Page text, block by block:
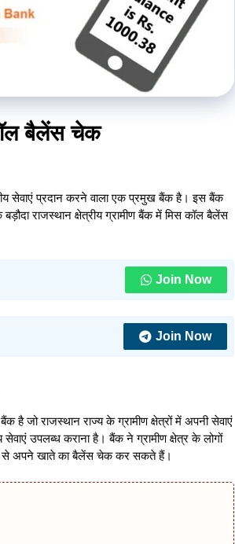
बैलेंस चेक
सेवाएं प्रदान करने वाला एक प्रमुख बैंक है। इस बैंक
राजस्थान क्षेत्रीय ग्रामीण बैंक में मिस कॉल बैलेंस
Join Now
Join Now
है जो राजस्थान राज्य के ग्रामीण क्षेत्रों में अपनी सेवाएं
सेवाएं उपलब्ध कराना है। बैंक ने ग्रामीण क्षेत्र के लोगों
से अपने खाते का बैलेंस चेक कर सकते हैं।